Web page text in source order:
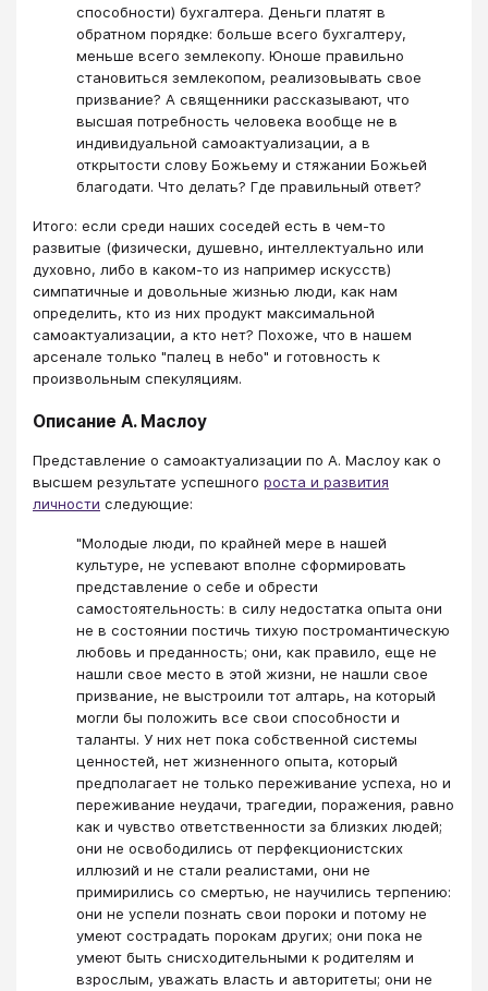
способности) бухгалтера. Деньги платят в
обратном порядке: больше всего бухгалтеру,
меньше всего землекопу. Юноше правильно
становиться землекопом, реализовывать свое
призвание? А священники рассказывают, что
высшая потребность человека вообще не в
индивидуальной самоактуализации, а в
открытости слову Божьему и стяжании Божьей
благодати. Что делать? Где правильный ответ?
Итого: если среди наших соседей есть в чем-то
развитые (физически, душевно, интеллектуально или
духовно, либо в каком-то из например искусств)
симпатичные и довольные жизнью люди, как нам
определить, кто из них продукт максимальной
самоактуализации, а кто нет? Похоже, что в нашем
арсенале только "палец в небо" и готовность к
произвольным спекуляциям.
Описание А. Маслоу
Представление о самоактуализации по А. Маслоу как о
высшем результате успешного роста и развития
личности следующие:
"Молодые люди, по крайней мере в нашей
культуре, не успевают вполне сформировать
представление о себе и обрести
самостоятельность: в силу недостатка опыта они
не в состоянии постичь тихую постромантическую
любовь и преданность; они, как правило, еще не
нашли свое место в этой жизни, не нашли свое
призвание, не выстроили тот алтарь, на который
могли бы положить все свои способности и
таланты. У них нет пока собственной системы
ценностей, нет жизненного опыта, который
предполагает не только переживание успеха, но и
переживание неудачи, трагедии, поражения, равно
как и чувство ответственности за близких людей;
они не освободились от перфекционистских
иллюзий и не стали реалистами, они не
примирились со смертью, не научились терпению:
они не успели познать свои пороки и потому не
умеют сострадать порокам других; они пока не
умеют быть снисходительными к родителям и
взрослым, уважать власть и авторитеты; они не